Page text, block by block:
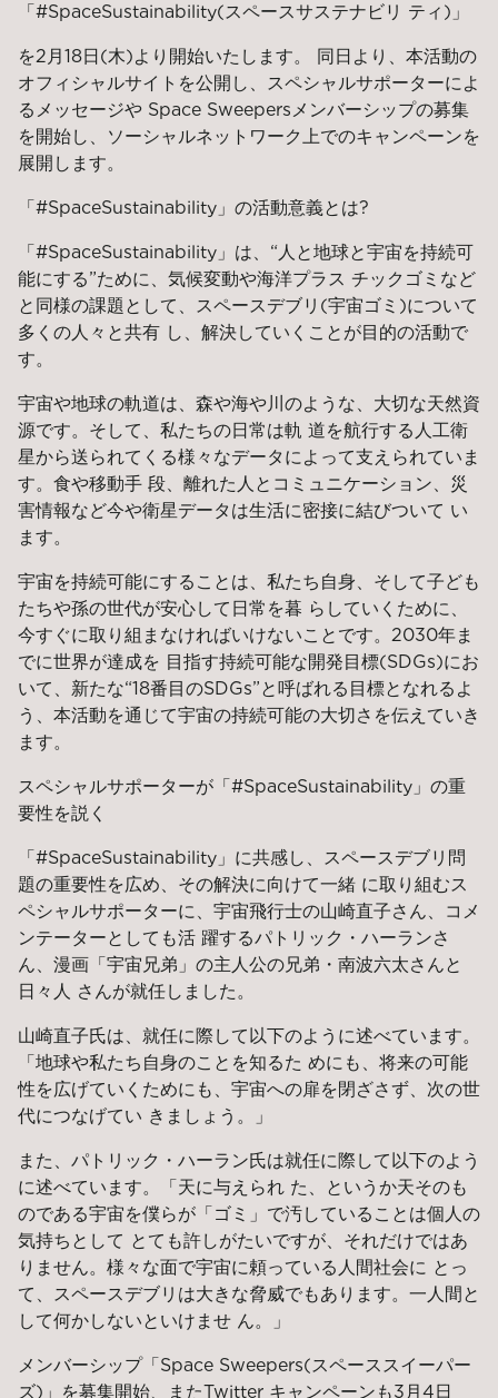
「#SpaceSustainability(スペースサステナビリ ティ)」
を2月18日(木)より開始いたします。 同日より、本活動の
オフィシャルサイトを公開し、スペシャルサポーターによ
るメッセージや Space Sweepersメンバーシップの募集
を開始し、ソーシャルネットワーク上でのキャンペーンを
展開します。
「#SpaceSustainability」の活動意義とは?
「#SpaceSustainability」は、“人と地球と宇宙を持続可
能にする”ために、気候変動や海洋プラス チックゴミなど
と同様の課題として、スペースデブリ(宇宙ゴミ)について
多くの人々と共有 し、解決していくことが目的の活動で
す。
宇宙や地球の軌道は、森や海や川のような、大切な天然資
源です。そして、私たちの日常は軌 道を航行する人工衛
星から送られてくる様々なデータによって支えられていま
す。食や移動手 段、離れた人とコミュニケーション、災
害情報など今や衛星データは生活に密接に結びついて い
ます。
宇宙を持続可能にすることは、私たち自身、そして子ども
たちや孫の世代が安心して日常を暮 らしていくために、
今すぐに取り組まなければいけないことです。2030年ま
でに世界が達成を 目指す持続可能な開発目標(SDGs)にお
いて、新たな“18番目のSDGs”と呼ばれる目標となれるよ
う、本活動を通じて宇宙の持続可能の大切さを伝えていき
ます。
スペシャルサポーターが「#SpaceSustainability」の重
要性を説く
「#SpaceSustainability」に共感し、スペースデブリ問
題の重要性を広め、その解決に向けて一緒 に取り組むス
ペシャルサポーターに、宇宙飛行士の山崎直子さん、コメ
ンテーターとしても活 躍するパトリック・ハーランさ
ん、漫画「宇宙兄弟」の主人公の兄弟・南波六太さんと
日々人 さんが就任しました。
山崎直子氏は、就任に際して以下のように述べています。
「地球や私たち自身のことを知るた めにも、将来の可能
性を広げていくためにも、宇宙への扉を閉ざさず、次の世
代につなげてい きましょう。」
また、パトリック・ハーラン氏は就任に際して以下のよう
に述べています。「天に与えられ た、というか天そのも
のである宇宙を僕らが「ゴミ」で汚していることは個人の
気持ちとして とても許しがたいですが、それだけではあ
りません。様々な面で宇宙に頼っている人間社会に とっ
て、スペースデブリは大きな脅威でもあります。一人間と
して何かしないといけませ ん。」
メンバーシップ「Space Sweepers(スペーススイーパー
ズ)」を募集開始、またTwitter キャンペーンも3月4日